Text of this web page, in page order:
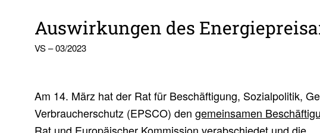
Auswir­kungen des
VS – 03/2023
Am 14. März hat der Rat für Beschäftigung, Sozialpolitik,
Verbraucherschutz (EPSCO) den gemeinsamen